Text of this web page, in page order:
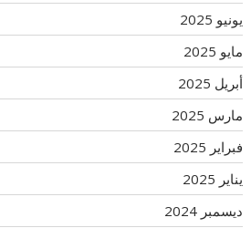
يونيو 2025
مايو 2025
أبريل 2025
مارس 2025
فبراير 2025
يناير 2025
ديسمبر 2024